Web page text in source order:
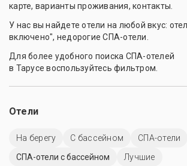
карте, варианты проживания, контакты.
У нас вы найдете отели на любой вкус:
включено", недорогие СПА-отели.
Для более удобного поиска СПА-отелей
в Тарусе воспользуйтесь фильтром.
Отели
На берегу C бассейном
СПА-отели
СПА-отели с бассейном
Лучшие